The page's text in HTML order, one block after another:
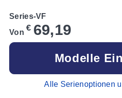
Series-VF
Von € 69,19
Modelle
Alle Serienoptionen